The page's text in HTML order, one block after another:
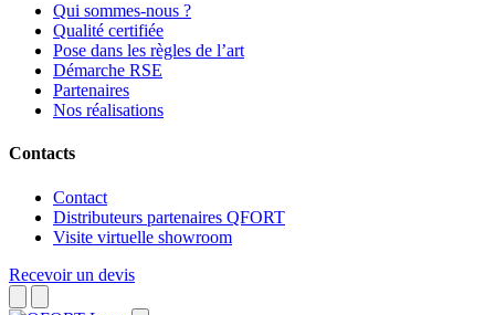
Qui sommes-nous ?
Qualité certifiée
Pose dans les règles de l’art
Démarche RSE
Partenaires
Nos réalisations
Contacts
Contact
Distributeurs partenaires QFORT
Visite virtuelle showroom
Recevoir un devis